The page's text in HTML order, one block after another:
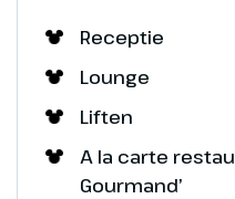
Receptie
Lounge
Liften
A la carte
Gourmand’